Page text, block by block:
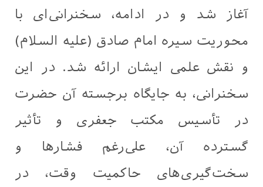
آغاز شد و در ادامه، سخنرانی‌ای با
محوریت سیره امام صادق (علیه السلام)
و نقش علمی ایشان ارائه شد. در این
سخنرانی، به جایگاه برجسته آن حضرت
در تأسیس مکتب جعفری و تأثیر
گسترده آن، علی‌رغم فشارها و
سخت‌گیری‌های حاکمیت وقت، در